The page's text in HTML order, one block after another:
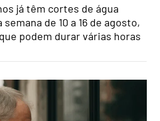
já têm cortes de água
de 10 a 16 de agosto,
podem durar várias horas